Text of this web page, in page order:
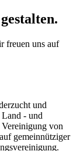
freuen uns auf
und
- und
von
gemeinnütziger